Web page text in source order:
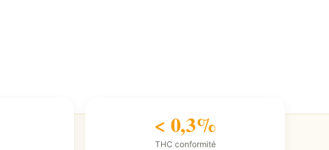
< 0,3%
THC conformité